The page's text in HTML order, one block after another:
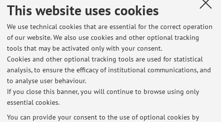
This website uses cookies
We use technical cookies that are essential for the correct operation
of our website. We also use cookies and other optional tracking
tools that may be activated only with your consent.
Cookies and other optional tracking tools are used for statistical
analysis, to ensure the efficacy of institutional communications, and
to analyse user behaviour.
If you close this banner, you will continue to browse using only
essential cookies.
You can provide your consent to the use of optional cookies by
Tourism Organisation
Per qualunque dubbio scrivetemi! e.magnani@unibo.it
Buon lavoro!